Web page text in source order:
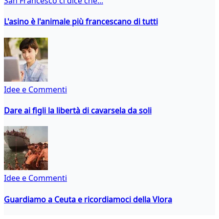
L'asino è l'animale più francescano di tutti
Idee e Commenti
Dare ai figli la libertà di cavarsela da soli
Idee e Commenti
Guardiamo a Ceuta e ricordiamoci della Vlora